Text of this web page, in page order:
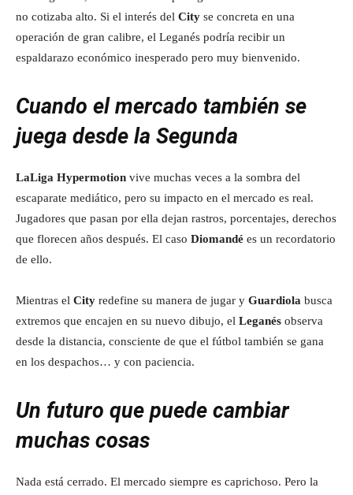
no cotizaba alto. Si el interés del City se concreta en una
operación de gran calibre, el Leganés podría recibir un
espaldarazo económico inesperado pero muy bienvenido.
Cuando el mercado también se
juega desde la Segunda
LaLiga Hypermotion vive muchas veces a la sombra del
escaparate mediático, pero su impacto en el mercado es real.
Jugadores que pasan por ella dejan rastros, porcentajes, derechos
que florecen años después. El caso Diomandé es un recordatorio
de ello.
Mientras el City redefine su manera de jugar y Guardiola busca
extremos que encajen en su nuevo dibujo, el Leganés observa
desde la distancia, consciente de que el fútbol también se gana
en los despachos… y con paciencia.
Un futuro que puede cambiar
muchas cosas
Nada está cerrado. El mercado siempre es caprichoso. Pero la